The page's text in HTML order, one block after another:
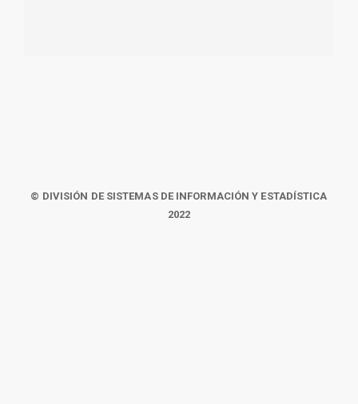
© DIVISIÓN DE SISTEMAS DE INFORMACIÓN Y ESTADÍSTICA
2022